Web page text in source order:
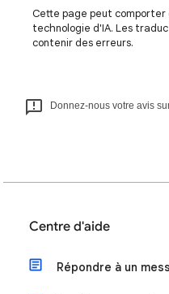
Cette page peut
technologie d'IA. Les
contenir des erreurs.
Donnez-nous votre avis
Centre d'aide
Répondre à un